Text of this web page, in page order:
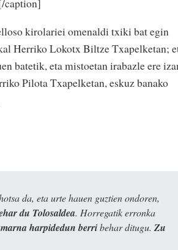
caption]
kirolariei omenaldi txiki bat egin
Herriko Lokotx Biltze Txapelketan;
batetik, eta mistoetan irabazle ere
Pilota Txapelketan, eskuz banako
da, eta urte hauen guztien ondoren,
du Tolosaldea. Horregatik erronka
harpidedun berribehar ditugu. Zu